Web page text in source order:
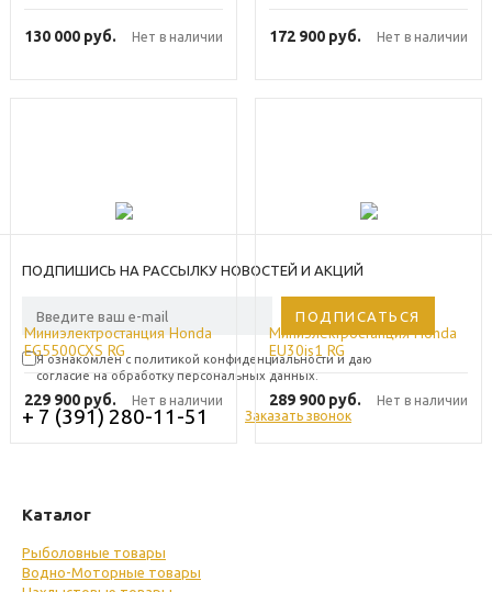
130 000 руб. Нет в наличии 172 900 руб. Нет в наличии
Миниэлектростанция Honda
EG5500CXS RG
229 900 руб. Нет в наличии
Миниэлектростанция Honda
EU30is1 RG
289 900 руб. Нет в наличии
ПОДПИШИСЬ НА РАССЫЛКУ НОВОСТЕЙ И АКЦИЙ
Я ознакомлен с политикой конфиденциальности и даю
согласие на обработку персональных данных.
+ 7 (391) 280-11-51 Заказать звонок
Каталог
Рыболовные товары
Водно-Моторные товары